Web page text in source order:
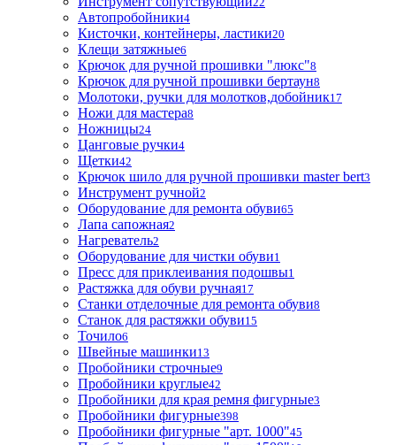
Автопробойники4
Кисточки, контейнеры, ластики20
Клещи затяжные6
Крючок для ручной прошивки "люкс"8
Крючок для ручной прошивки бертаун8
Молотоки, ручки для молотков,добойник17
Ножи для мастера8
Ножницы24
Цанговые ручки4
Щетки42
Крючок шило для ручной прошивки master bert3
Инструмент ручной2
Оборудование для ремонта обуви65
Лапа сапожная2
Нагреватель2
Оборудование для чистки обуви1
Пресс для приклеивания подошвы1
Растяжка для обуви ручная17
Станки отделочные для ремонта обуви8
Станок для растяжки обуви15
Точило6
Швейные машинки13
Пробойники строчные9
Пробойники круглые42
Пробойники для края ремня фигурные3
Пробойники фигурные398
Пробойники фигурные "арт. 1000"45